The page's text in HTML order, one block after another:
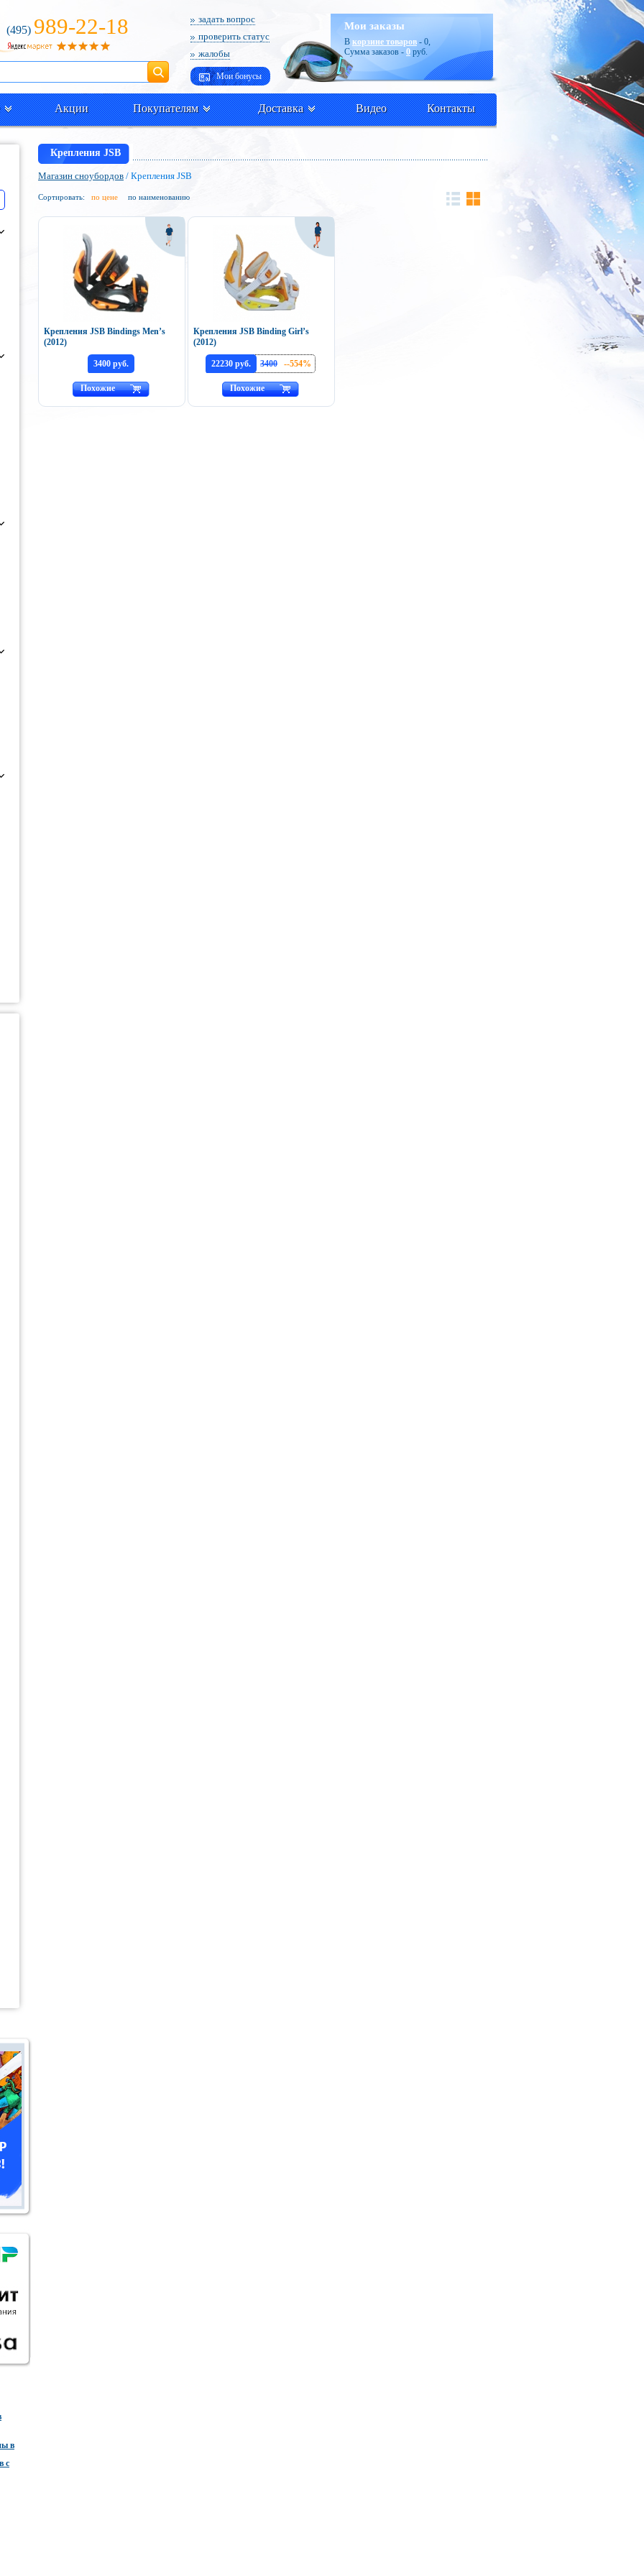
(495) 989-22-18 Мои заказы
В корзине товаров - 0,
Сумма заказов - 0 руб.
задать вопрос
проверить статус
жалобы
Мои бонусы
Поиск
Акции Покупателям Доставка Видео Контакты
в
с
Крепления JSB
Магазин сноубордов / Крепления JSB
Сортировать: по цене по наименованию
Крепления JSB Bindings Men’s
(2012)
3400 руб.
Похожие
Крепления JSB Binding Girl’s
(2012)
22230 руб. 3400 --554%
Похожие